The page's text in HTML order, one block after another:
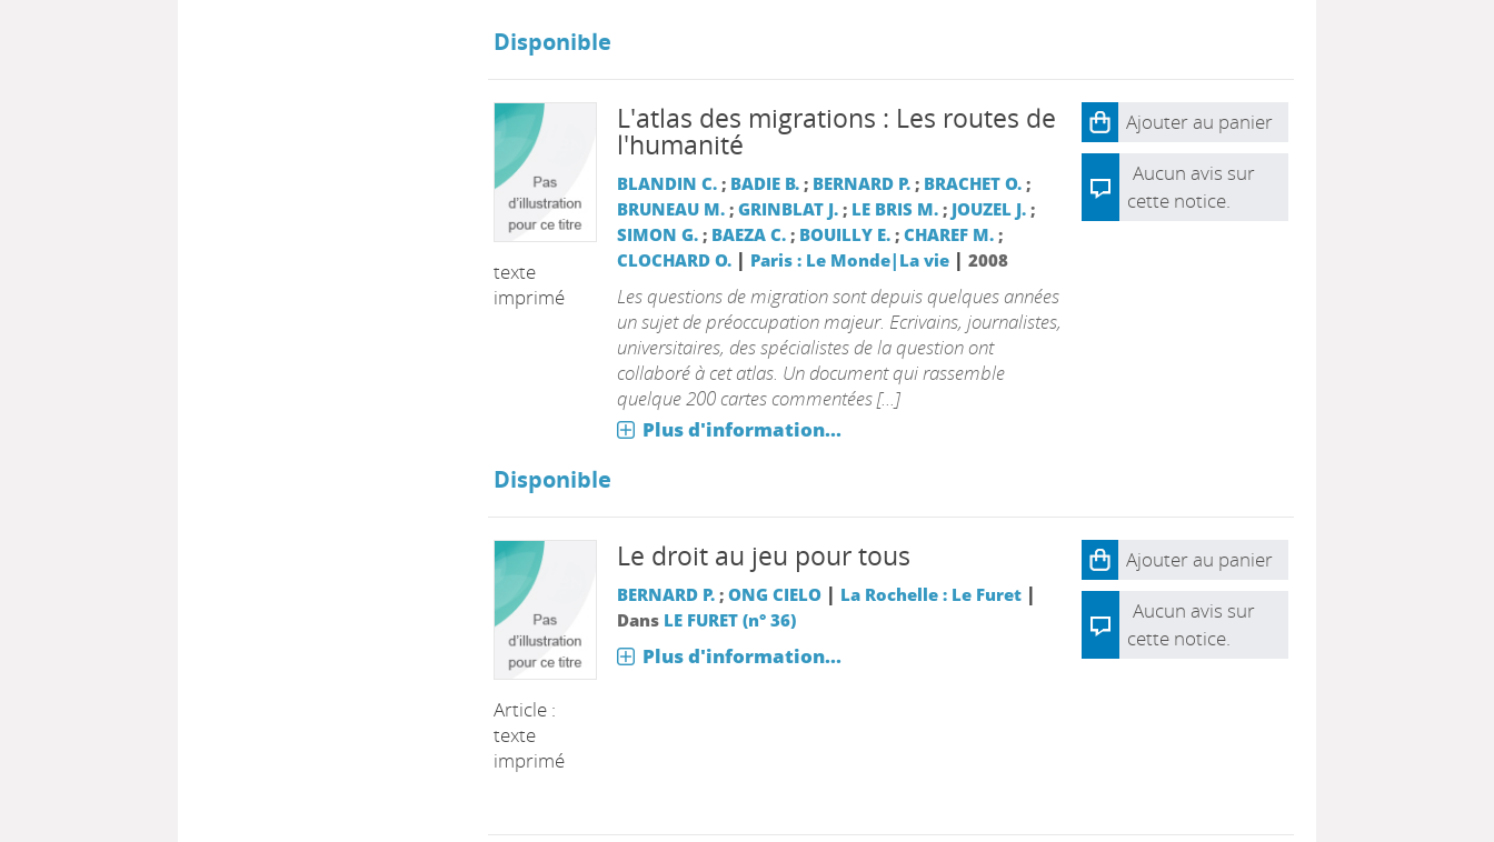
Disponible
texte
imprimé
L'atlas des migrations : Les routes de
l'humanité
BLANDIN C.; BADIE B.; BERNARD P.; BRACHET O.;
BRUNEAU M.; GRINBLAT J.; LE BRIS M.; JOUZEL J.;
SIMON G.; BAEZA C.; BOUILLY E.; CHAREF M.;
CLOCHARD O. | Paris : Le Monde|La vie| 2008
Les questions de migration sont depuis quelques années
un sujet de préoccupation majeur. Ecrivains, journalistes,
universitaires, des spécialistes de la question ont
collaboré à cet atlas. Un document qui rassemble
quelque 200 cartes commentées [...]
Plus d'information...
Ajouter au panier
Aucun avis sur
cette notice.
Disponible
Article :
texte
imprimé
Le droit au jeu pour tous
BERNARD P.; ONG CIELO | La Rochelle : Le Furet|
Dans LE FURET (n° 36)
Plus d'information...
Ajouter au panier
Aucun avis sur
cette notice.